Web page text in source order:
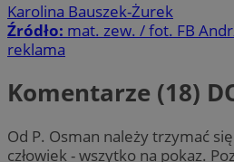
Karolina Bauszek-Żurek
Źródło: mat. zew. / fot. FB
reklama
Komentarze (18)
Od P. Osman należy trzymać
człowiek - wszytko na pokaz.